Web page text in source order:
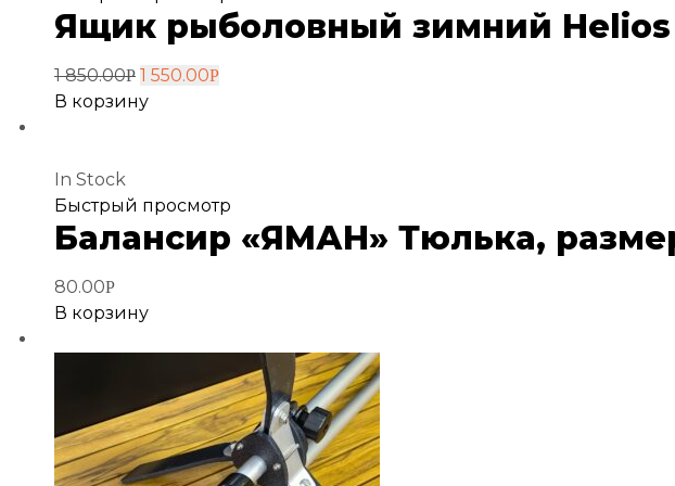
в
избранное
Ящик рыболовный зимний Helios
1 850.00Р 1 550.00Р
В корзину
In Stock
Добавить
в
Быстрый просмотр
Балансир «ЯМАН» Тюлька,
80.00Р
В корзину